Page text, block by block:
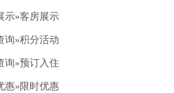
示»客房展示
询»积分活动
询»预订入住
惠»限时优惠